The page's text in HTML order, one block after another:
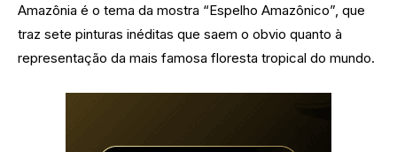
Amazônia é o tema da mostra “Espelho Amazônico”, que
traz sete pinturas inéditas que saem o obvio quanto à
representação da mais famosa floresta tropical do mundo.